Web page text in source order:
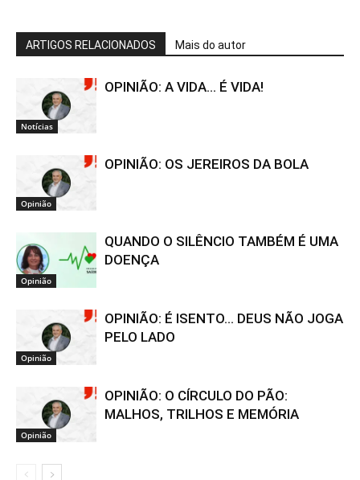
ARTIGOS RELACIONADOS Mais do autor
Notícias
OPINIÃO: A VIDA… É VIDA!
Opinião
OPINIÃO: OS JEREIROS DA BOLA
Opinião
QUANDO O SILÊNCIO TAMBÉM É UMA
DOENÇA
Opinião
OPINIÃO: É ISENTO… DEUS NÃO JOGA
PELO LADO
Opinião
OPINIÃO: O CÍRCULO DO PÃO:
MALHOS, TRILHOS E MEMÓRIA